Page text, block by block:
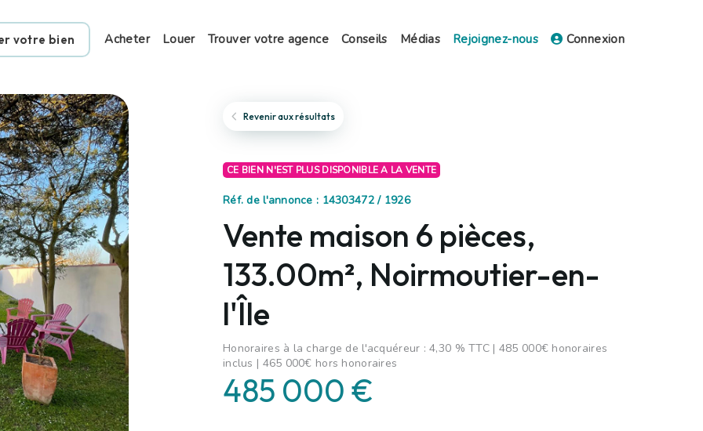
votre bien Acheter Louer Trouver votre agence Conseils Médias Rejoignez-nous Connexion
Revenir aux résultats
CE BIEN N'EST PLUS DISPONIBLE A LA VENTE
Réf. de l'annonce : 14303472 / 1926
Vente maison 6 pièces,
133.00m², Noirmoutier-en-
l'Île
Honoraires à la charge de l'acquéreur : 4,30 % TTC | 485 000€ honoraires
inclus | 465 000€ hors honoraires
485 000 €